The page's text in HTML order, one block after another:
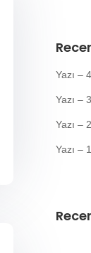
Yazı – 4
Yazı – 3
Yazı – 2
Yazı – 1